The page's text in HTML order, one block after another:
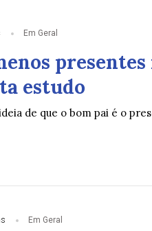
Em Geral
estudo
de que o bom pai é o
Em Geral